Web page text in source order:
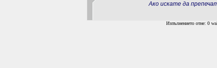
Ако искате да
Изпълнението отне: 0